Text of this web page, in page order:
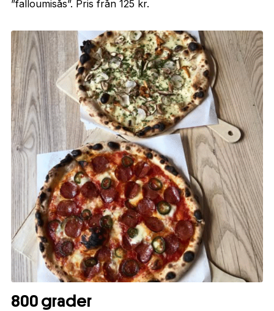
”falloumisås”. Pris från 125 kr.
800 grader